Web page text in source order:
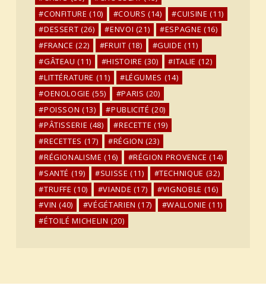
CONFITURE (10) COURS (14) CUISINE (11)
DESSERT (26) ENVOI (21) ESPAGNE (16)
FRANCE (22) FRUIT (18) GUIDE (11)
GÂTEAU (11) HISTOIRE (30) ITALIE (12)
LITTÉRATURE (11) LÉGUMES (14)
OENOLOGIE (55) PARIS (20)
POISSON (13) PUBLICITÉ (20)
PÂTISSERIE (48) RECETTE (19)
RECETTES (17) RÉGION (23)
RÉGIONALISME (16) RÉGION PROVENCE (14)
SANTÉ (19) SUISSE (11) TECHNIQUE (32)
TRUFFE (10) VIANDE (17) VIGNOBLE (16)
VIN (40) VÉGÉTARIEN (17) WALLONIE (11)
ÉTOILÉ MICHELIN (20)